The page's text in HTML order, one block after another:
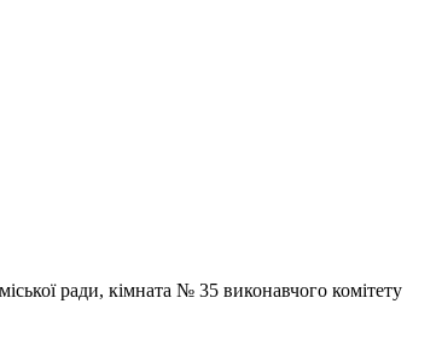
ради, кімната № 35 виконавчого комітету